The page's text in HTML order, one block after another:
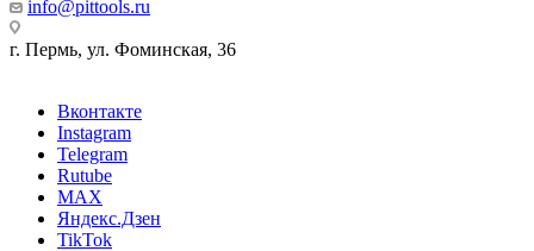
info@pittools.ru
г. Пермь, ул. Фоминская, 36
Вконтакте
Instagram
Telegram
Rutube
MAX
Яндекс.Дзен
TikTok